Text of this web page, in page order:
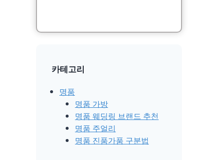
카테고리
명품
명품 가방
명품 웨딩링 브랜드 추천
명품 주얼리
명품 진품가품 구분법